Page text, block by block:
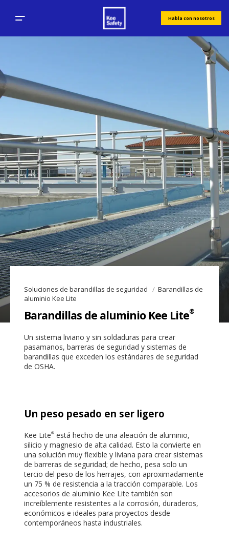
Habla con nosotros
Soluciones de barandillas de seguridad
Barandillas de
aluminio Kee Lite
Barandillas de aluminio Kee Lite®
Un sistema liviano y sin soldaduras para crear
pasamanos, barreras de seguridad y sistemas de
barandillas que exceden los estándares de seguridad
de OSHA.
Un peso pesado en ser ligero
Kee Lite®está hecho de una aleación de aluminio,
silicio y magnesio de alta calidad. Esto la convierte en
una solución muy flexible y liviana para crear sistemas
de barreras de seguridad; de hecho, pesa solo un
tercio del peso de los herrajes, con aproximadamente
un 75 % de resistencia a la tracción comparable. Los
accesorios de aluminio Kee Lite también son
increíblemente resistentes a la corrosión, duraderos,
económicos e ideales para proyectos desde
contemporáneos hasta industriales.